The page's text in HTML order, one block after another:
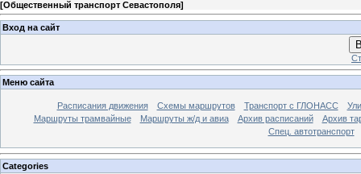
[Общественный транспорт Севастополя]
Вход на сайт
Меню сайта
Расписания движения Схемы маршрутов Транспорт с ГЛОНАСС
Маршруты трамвайные
Маршруты ж/д и авиа Архив расписаний
Архив
Спец. автотранспорт
Categories